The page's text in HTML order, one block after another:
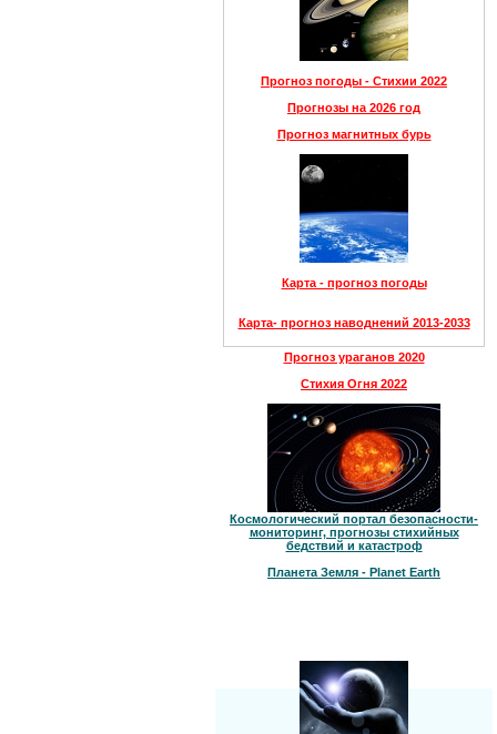
Прогноз погоды - Стихии 2022
Прогнозы на 2026 год
Прогноз магнитных бурь
Карта - прогноз погоды
Карта- прогноз наводнений 2013-2033
Прогноз ураганов 2020
Стихия Огня 2022
Космологический портал безопасности-
мониторинг, прогнозы стихийных
бедствий и катастроф
Планета Земля - Planet Earth